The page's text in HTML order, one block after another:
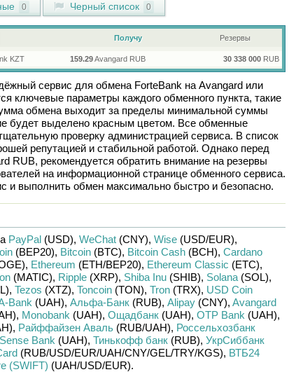
0 Черный список 0
Получу Резервы
KZT 159.29Avangard RUB 30 338 000RUB
сервис для обмена ForteBank на Avangardили
ключевые параметры каждого обменного пункта, такие
обмена выходит за пределы минимальной суммы
будет выделено красным цветом. Все обменные
проверку администрацией сервиса. В список
репутацией и стабильной работой. Однако перед
RUB, рекомендуется обратить внимание на резервы
на информационной странице обменного сервиса.
и выполнить обмен максимально быстро и безопасно.
PayPal(USD), WeChat(CNY), Wise(USD/EUR),
(BEP20), Bitcoin(BTC), Bitcoin Cash(BCH), Cardano
, Ethereum (ETH/BEP20), Ethereum Classic (ETC),
(MATIC), Ripple(XRP), Shiba Inu(SHIB), Solana(SOL),
, Tezos (XTZ), Toncoin(TON), Tron(TRX), USD Coin
Bank (UAH), Альфа-Банк(RUB), Alipay(CNY), Avangard
, Monobank (UAH), Ощадбанк(UAH), OTP Bank (UAH),
, Райффайзен Аваль(RUB/UAH), Россельхозбанк
Sense Bank (UAH), Тинькофф банк(RUB), УкрСиббанк
(RUB/USD/EUR/UAH/CNY/GEL/TRY/KGS), ВТБ24
(SWIFT) (UAH/USD/EUR).